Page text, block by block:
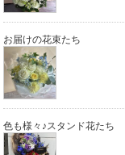
お届けの花束たち
色も様々♪スタンド花たち